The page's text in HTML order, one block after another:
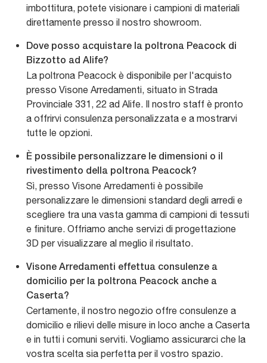
imbottitura, potete visionare i campioni di materiali
direttamente presso il nostro showroom.
Dove posso acquistare la poltrona Peacock di
Bizzotto ad Alife?
La poltrona Peacock è disponibile per l'acquisto
presso Visone Arredamenti, situato in Strada
Provinciale 331, 22 ad Alife. Il nostro staff è pronto
a offrirvi consulenza personalizzata e a mostrarvi
tutte le opzioni.
È possibile personalizzare le dimensioni o il
rivestimento della poltrona Peacock?
Sì, presso Visone Arredamenti è possibile
personalizzare le dimensioni standard degli arredi e
scegliere tra una vasta gamma di campioni di tessuti
e finiture. Offriamo anche servizi di progettazione
3D per visualizzare al meglio il risultato.
Visone Arredamenti effettua consulenze a
domicilio per la poltrona Peacock anche a
Caserta?
Certamente, il nostro negozio offre consulenze a
domicilio e rilievi delle misure in loco anche a Caserta
e in tutti i comuni serviti. Vogliamo assicurarci che la
vostra scelta sia perfetta per il vostro spazio.